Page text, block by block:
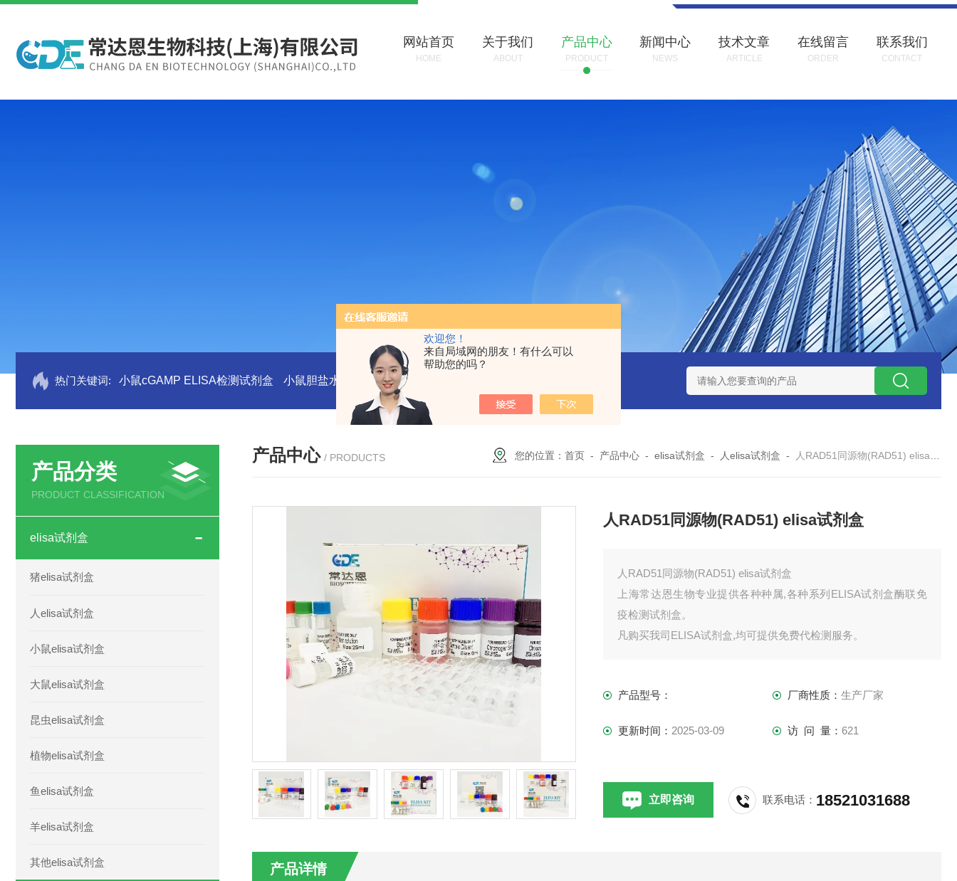
欢迎您！
来自局域网的朋友！有什么可以
帮助您的吗？
网站首页
HOME
关于我们
ABOUT
产品中心
PRODUCT
新闻中心
NEWS
技术文章
ARTICLE
在线留言
ORDER
联系我们
CONTACT
热门关键词: 小鼠cGAMP ELISA检测试剂盒 小鼠胆盐水解酶(BSH)ELISA试剂盒 小鼠神经酰胺-1-磷酸（C1P）ELISA 试剂盒 小鼠（
产品分类
PRODUCT CLASSIFICATION
elisa试剂盒
猪elisa试剂盒
人elisa试剂盒
小鼠elisa试剂盒
大鼠elisa试剂盒
昆虫elisa试剂盒
植物elisa试剂盒
鱼elisa试剂盒
羊elisa试剂盒
其他elisa试剂盒
产品中心 / PRODUCTS 您的位置：首页 - 产品中心 -elisa试剂盒 - 人elisa试剂盒 - 人RAD51同源物(RAD51) elisa试剂盒
人RAD51同源物(RAD51) elisa试剂盒
人RAD51同源物(RAD51) elisa试剂盒
上海常达恩生物专业提供各种种属,各种系列ELISA试剂盒酶联免
疫检测试剂盒。
凡购买我司ELISA试剂盒,均可提供免费代检测服务。
产品型号： 厂商性质： 生产厂家
更新时间： 2025-03-09 访 问 量： 621
立即咨询 联系电话： 18521031688
产品详情